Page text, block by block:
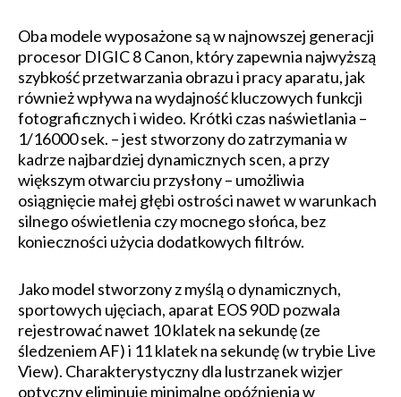
Oba modele wyposażone są w najnowszej generacji
procesor DIGIC 8 Canon, który zapewnia najwyższą
szybkość przetwarzania obrazu i pracy aparatu, jak
również wpływa na wydajność kluczowych funkcji
fotograficznych i wideo. Krótki czas naświetlania –
1/16000 sek. – jest stworzony do zatrzymania w
kadrze najbardziej dynamicznych scen, a przy
większym otwarciu przysłony – umożliwia
osiągnięcie małej głębi ostrości nawet w warunkach
silnego oświetlenia czy mocnego słońca, bez
konieczności użycia dodatkowych filtrów.
Jako model stworzony z myślą o dynamicznych,
sportowych ujęciach, aparat EOS 90D pozwala
rejestrować nawet 10 klatek na sekundę (ze
śledzeniem AF) i 11 klatek na sekundę (w trybie Live
View). Charakterystyczny dla lustrzanek wizjer
optyczny eliminuje minimalne opóźnienia w